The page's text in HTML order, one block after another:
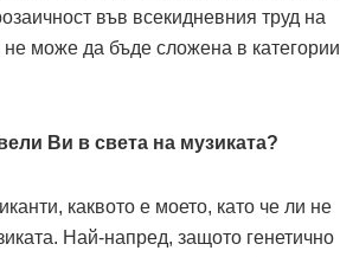
във всекидневния труд на
може да бъде сложена в категории
Ви в света на музиката?
каквото е моето, като че ли не
Най-напред, защото генетично